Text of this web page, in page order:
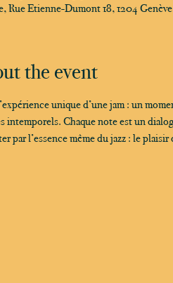
Rue Etienne-Dumont 18, 1204
the event
unique d’une jam : un
intemporels. Chaque note est un
par l’essence même du jazz : le